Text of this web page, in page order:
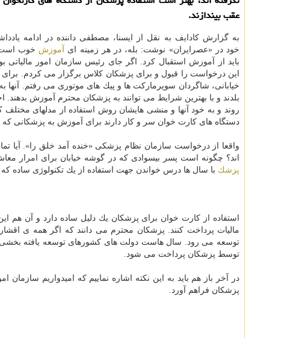
عقب بیندازند.
به گزارش كادایف به نقل از ایسنا، مصطفی داننده در ادامه
خود در «عصرایران» نوشت: بله، در هر زمینه ای
آموزش خوب
باید از آموزش استقبال كرد. اگر جای رئیس سازمان امور مالیاتی
این درخواست را قبول و برای پزشكان كلاس برگزار می كردم.
خیابانی، شاگردان سوپرماركت ها و پیك های موتوری می رفتم.
بلدند و با بهترین شرایط می توانند به پزشكان محترم آموزش
روند و به خود آنها و منشی هایشان روش استفاده از مدلهای مختلف
دستگاه های كارت خوان سر و كار دارند برای آموزش به پزشكانی كه
واقعا از درخواست سازمان نظام پزشكی «خنده آمد خلق را». آیا
اند؟ چگونه است پسر بیسوادی كه در گوشه خیابان برای امرار
پزشك با سال ها درس خواندن جهت استفاده از یك تكنولوژی ساده
استفاده از كارت خوان برای پزشكان یك دلیل ساده دارد و آن
مالیات پرداخت كنند. پزشكان محترم می دانند كه اگر همه ی
توسعه می رود. سال هاست دولت های كشورهای توسعه یافته بخشی
توسط پزشكان پرداخت می شود.
در آخر باز هم باید به این نكته اشاره نماییم كه امیدواریم
پزشكان فراهم آورد.